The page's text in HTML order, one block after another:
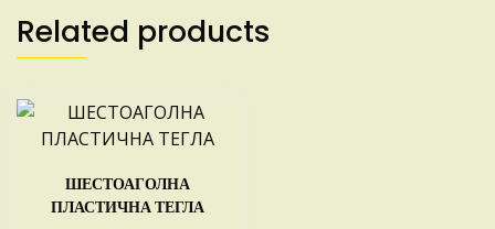
Related products
ШЕСТОАГОЛНА
ПЛАСТИЧНА ТЕГЛА